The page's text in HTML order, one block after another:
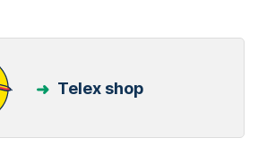
Telex shop